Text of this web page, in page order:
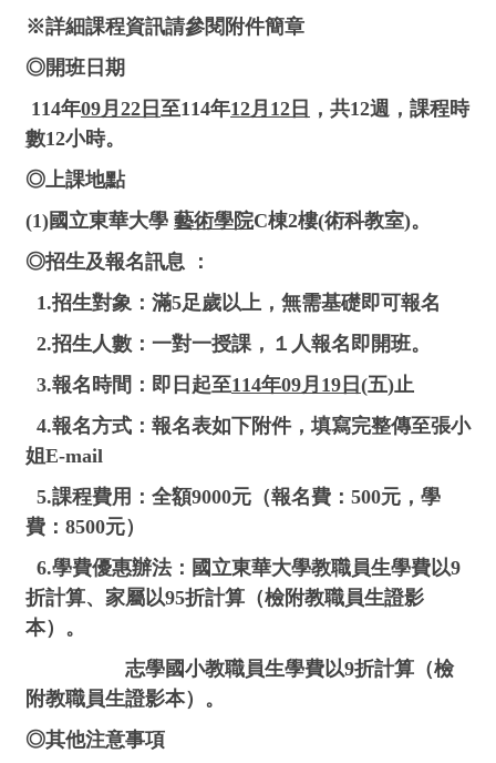
※詳細課程資訊請參閱附件簡章
◎開班日期
114年09月22日 至114年12月12日 ，共12週，課程時
數12小時。
◎上課地點
(1)國立東華大學 藝術學院C棟2樓(術科教室)。
◎招生及報名訊息 ：
1.招生對象：滿5足歲以上，無需基礎即可報名
2.招生人數：一對一授課，１人報名即開班。
3.報名時間：即日起至114年09月19日 (五)止
4.報名方式：報名表如下附件，填寫完整傳至張小
姐E-mail
5.課程費用：全額9000元（報名費：500元，學
費：8500元）
6.學費優惠辦法：國立東華大學教職員生學費以9
折計算、家屬以95折計算（檢附教職員生證影
本）。
志學國小教職員生學費以9折計算（檢
附教職員生證影本）。
◎其他注意事項